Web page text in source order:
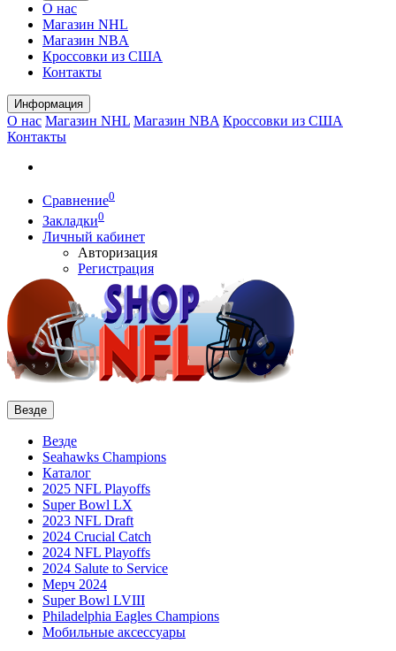
О нас
Магазин NHL
Магазин NBA
Кроссовки из США
Контакты
Информация
О нас Магазин NHL Магазин NBA Кроссовки из США
Контакты
Сравнение0
Закладки0
Личный кабинет
Авторизация
Регистрация
Везде
Везде
Seahawks Champions
Каталог
2025 NFL Playoffs
Super Bowl LX
2023 NFL Draft
2024 Crucial Catch
2024 NFL Playoffs
2024 Salute to Service
Мерч 2024
Super Bowl LVIII
Philadelphia Eagles Champions
Мобильные аксессуары